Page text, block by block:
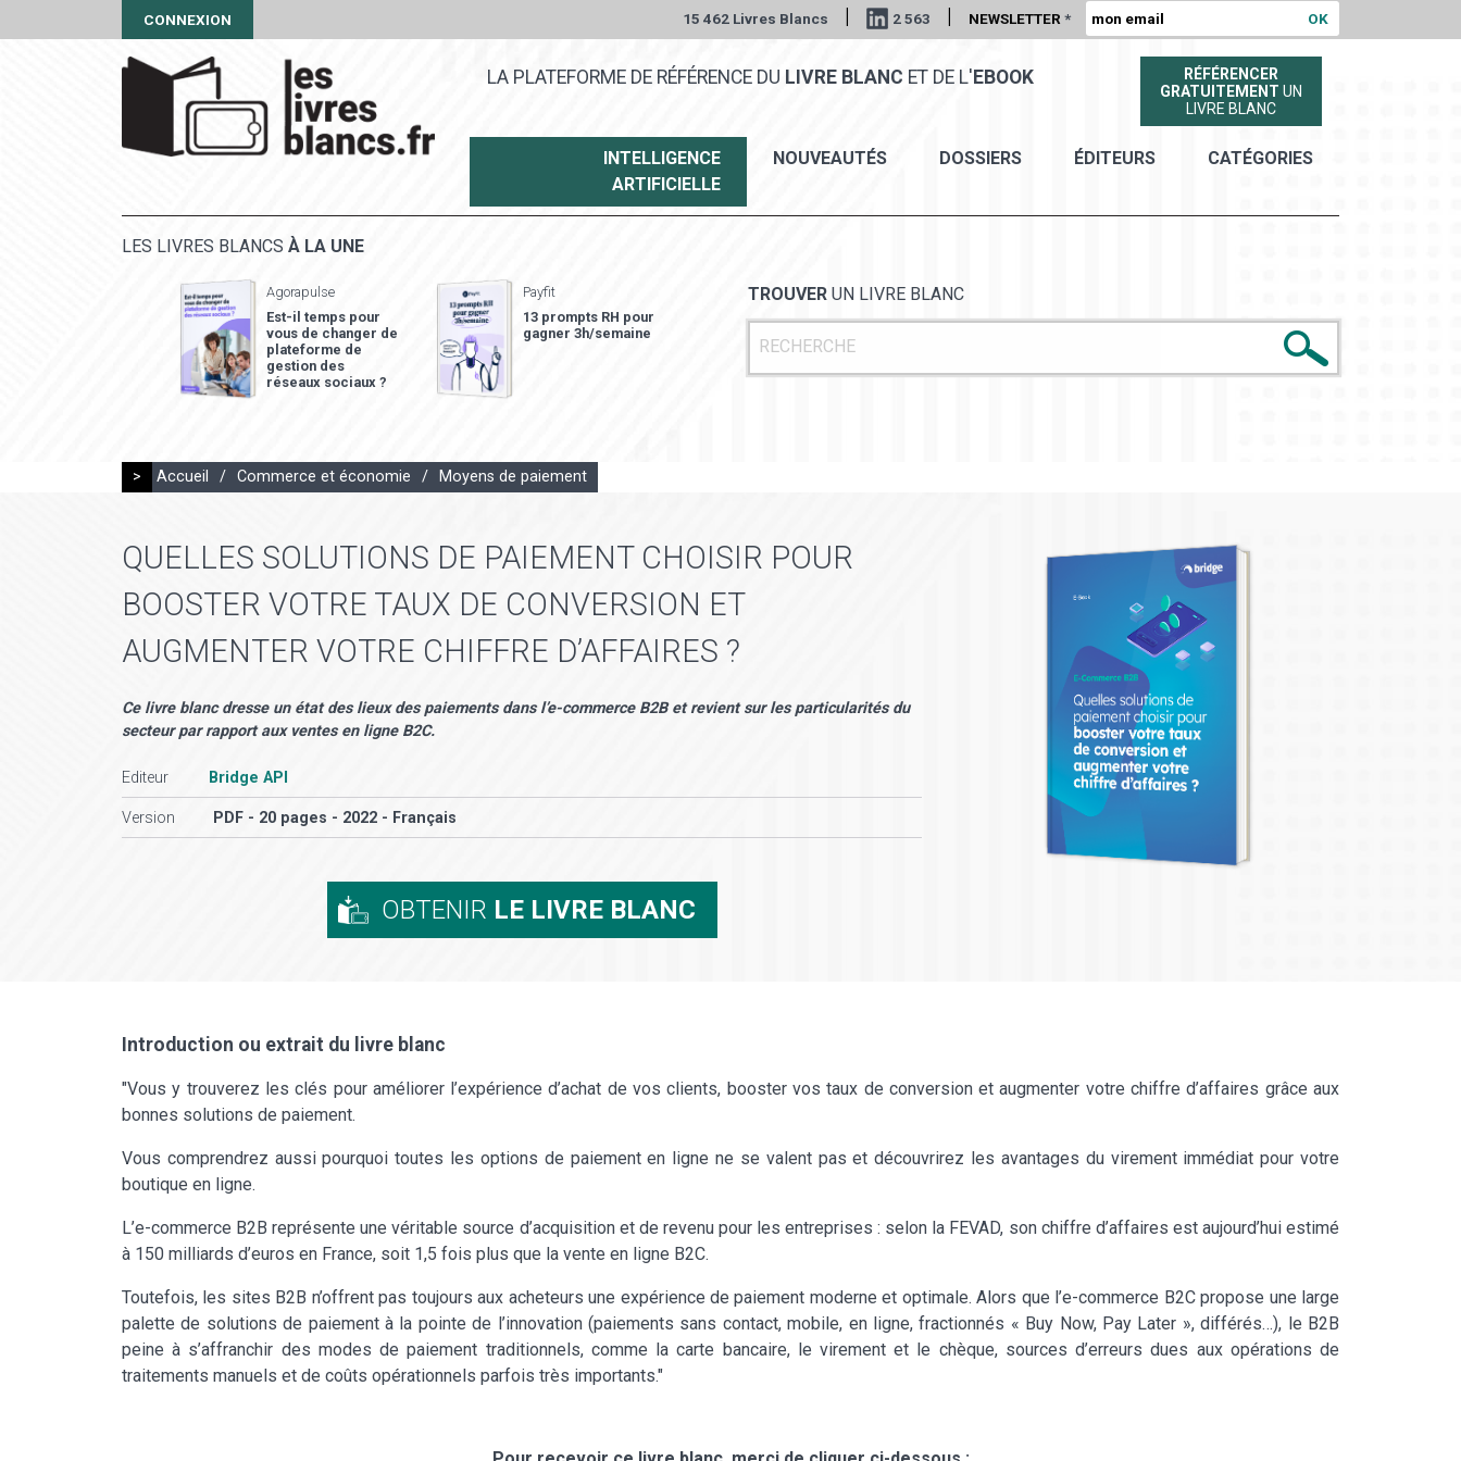
CONNEXION 15 462 Livres Blancs | 2 563 | NEWSLETTER *
LA PLATEFORME DE RÉFÉRENCE DU LIVRE BLANC ET DE L' EBOOK
RÉFÉRENCER
GRATUITEMENT UN
LIVRE BLANC
INTELLIGENCE
ARTIFICIELLE
NOUVEAUTÉS DOSSIERS ÉDITEURS CATÉGORIES
LES LIVRES BLANCS À LA UNE
Agorapulse
Est-il temps pour
vous de changer de
plateforme de
gestion des
réseaux sociaux ?
Payfit
13 prompts RH pour
gagner 3h/semaine
TROUVER UN LIVRE BLANC
> Accueil / Commerce et économie / Moyens de paiement
QUELLES SOLUTIONS DE PAIEMENT CHOISIR POUR
BOOSTER VOTRE TAUX DE CONVERSION ET
AUGMENTER VOTRE CHIFFRE D’AFFAIRES ?
Ce livre blanc dresse un état des lieux des paiements dans l’e-commerce B2B et revient sur les particularités du
secteur par rapport aux ventes en ligne B2C.
Editeur Bridge API
Version PDF - 20 pages - 2022 - Français
OBTENIR LE LIVRE BLANC
Introduction ou extrait du livre blanc
"Vous y trouverez les clés pour améliorer l’expérience d’achat de vos clients, booster vos taux de conversion et augmenter votre chiffre d’affaires grâce aux
bonnes solutions de paiement.
Vous comprendrez aussi pourquoi toutes les options de paiement en ligne ne se valent pas et découvrirez les avantages du virement immédiat pour votre
boutique en ligne.
L’e-commerce B2B représente une véritable source d’acquisition et de revenu pour les entreprises : selon la FEVAD, son chiffre d’affaires est aujourd’hui estimé
à 150 milliards d’euros en France, soit 1,5 fois plus que la vente en ligne B2C.
Toutefois, les sites B2B n’offrent pas toujours aux acheteurs une expérience de paiement moderne et optimale. Alors que l’e-commerce B2C propose une large
palette de solutions de paiement à la pointe de l’innovation (paiements sans contact, mobile, en ligne, fractionnés « Buy Now, Pay Later », différés…), le B2B
peine à s’affranchir des modes de paiement traditionnels, comme la carte bancaire, le virement et le chèque, sources d’erreurs dues aux opérations de
traitements manuels et de coûts opérationnels parfois très importants."